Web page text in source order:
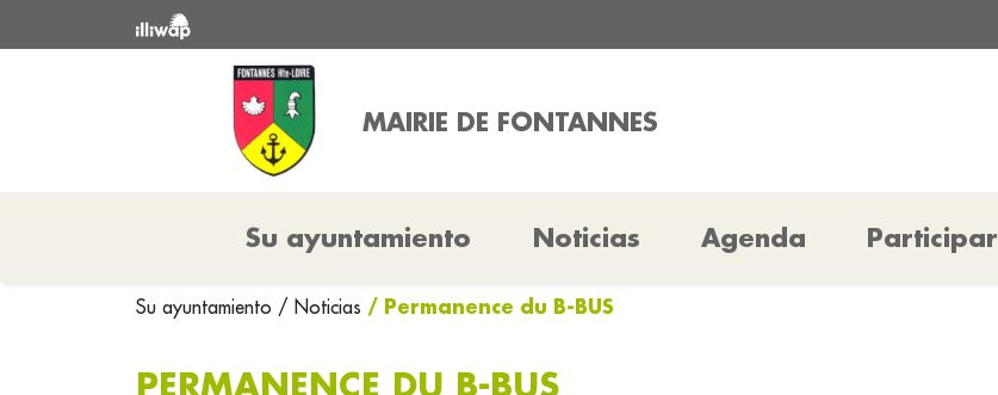
MAIRIE DE FONTANNES
Su ayuntamiento Noticias Agenda Participar
Su ayuntamiento / Noticias / Permanence du B-BUS
PERMANENCE DU B-BUS